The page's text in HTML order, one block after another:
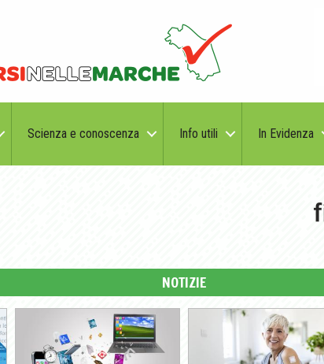
Scienza e conoscenza Info utili In Evidenza
NOTIZIE